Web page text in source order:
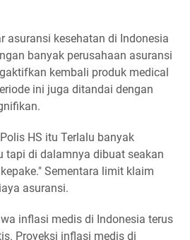
asuransi kesehatan di Indonesia
banyak perusahaan asuransi
kembali produk medical
ini juga ditandai dengan
HS itu Terlalu banyak
tapi di dalamnya dibuat seakan
Sementara limit klaim
asuransi.
inflasi medis di Indonesia terus
Proyeksi inflasi medis di